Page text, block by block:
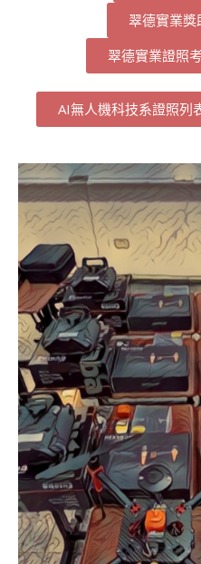
翠德實業獎
翠德實業證照
AI無人機科技系證照列